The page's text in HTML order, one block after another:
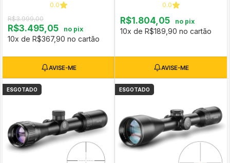
0.0
R$3.999,00
R$3.495,05 no pix
10x de R$367,90 no cartão
0.0
R$1.804,05 no pix
10x de R$189,90 no cartão
ESGOTADO ESGOTADO